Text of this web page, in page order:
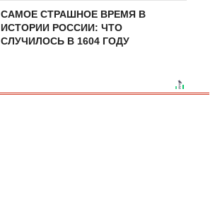
САМОЕ СТРАШНОЕ ВРЕМЯ В
ИСТОРИИ РОССИИ: ЧТО
СЛУЧИЛОСЬ В 1604 ГОДУ